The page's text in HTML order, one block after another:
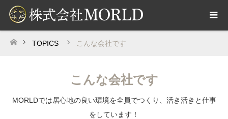
ホーム
TOPICS こんな会社です
こんな会社です
MORLDでは居心地の良い環境を全員でつくり、活き活きと仕事
をしています！